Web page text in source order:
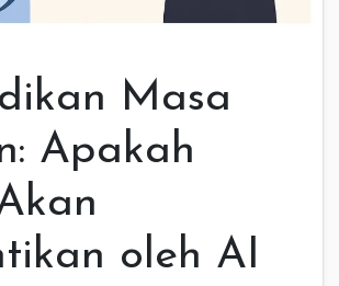
Masa
Apakah
oleh AI